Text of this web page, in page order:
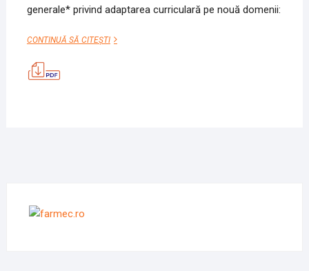
generale* privind adaptarea curriculară pe nouă domenii:
CONTINUĂ SĂ CITEȘTI9